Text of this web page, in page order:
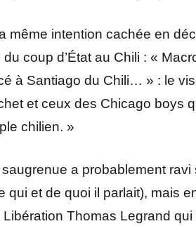
même intention cachée en
coup d’État au Chili : «
à Santiago du Chili… » : le
et ceux des Chicago boys
chilien. »
a probablement
qui et de quoi il parlait), mais
Libération Thomas Legrand